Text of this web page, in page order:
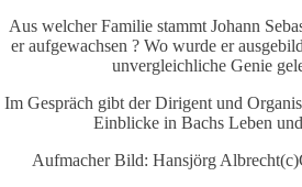
Aus welcher Familie stammt Johann
er aufgewachsen ? Wo wurde er
unvergleichliche Genie
Im Gespräch gibt der Dirigent und
Einblicke in Bachs Leben
Aufmacher Bild: Hansjörg